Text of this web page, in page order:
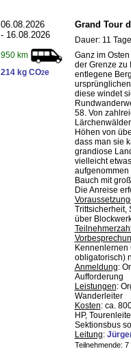
06.08.2026
- 16.08.2026
950 km
214 kg CO2e
Grand Tour
Dauer: 11
Ganz im
der Grenze zu
entlegene
diese windet
58. Von
Höhen von
dass man sie
grandiose
vielleicht
Bauch mit
Die Anreise
Trittsicherheit,
über
obligatorisch)
Anmeldung:
Aufforderung
Leistungen:
Wanderleiter
Kosten: ca.
HP,
Sektionsbus
Leitung:
Teilnehmende: